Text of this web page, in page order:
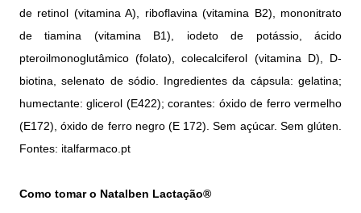
de retinol (vitamina A), riboflavina (vitamina B2), mononitrato
de tiamina (vitamina B1), iodeto de potássio, ácido
pteroilmonoglutâmico (folato), colecalciferol (vitamina D), D-
biotina, selenato de sódio. Ingredientes da cápsula: gelatina;
humectante: glicerol (E422); corantes: óxido de ferro vermelho
(E172), óxido de ferro negro (E 172). Sem açúcar. Sem glúten.
Fontes: italfarmaco.pt
Como tomar o Natalben Lactação®